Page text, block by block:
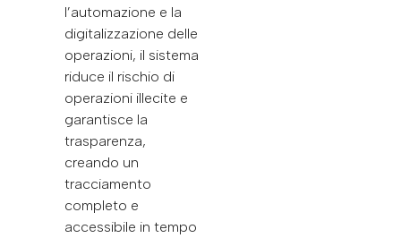
l’automazione e la
digitalizzazione delle
operazioni, il sistema
riduce il rischio di
operazioni illecite e
garantisce la
trasparenza,
creando un
tracciamento
completo e
accessibile in tempo